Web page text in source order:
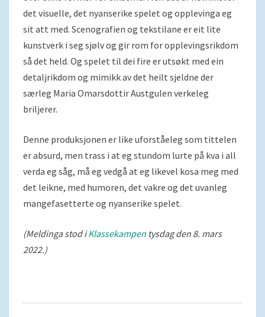
det visuelle, det nyanserike spelet og opplevinga eg
sit att med. Scenografien og tekstilane er eit lite
kunstverk i seg sjølv og gir rom for opplevingsrikdom
så det held. Og spelet til dei fire er utsøkt med ein
detaljrikdom og mimikk av det heilt sjeldne der
særleg Maria Omarsdottir Austgulen verkeleg
briljerer.
Denne produksjonen er like uforståeleg som tittelen
er absurd, men trass i at eg stundom lurte på kva i all
verda eg såg, må eg vedgå at eg likevel kosa meg med
det leikne, med humoren, det vakre og det uvanleg
mangefasetterte og nyanserike spelet.
(Meldinga stod iKlassekampen tysdag den 8. mars
2022.)